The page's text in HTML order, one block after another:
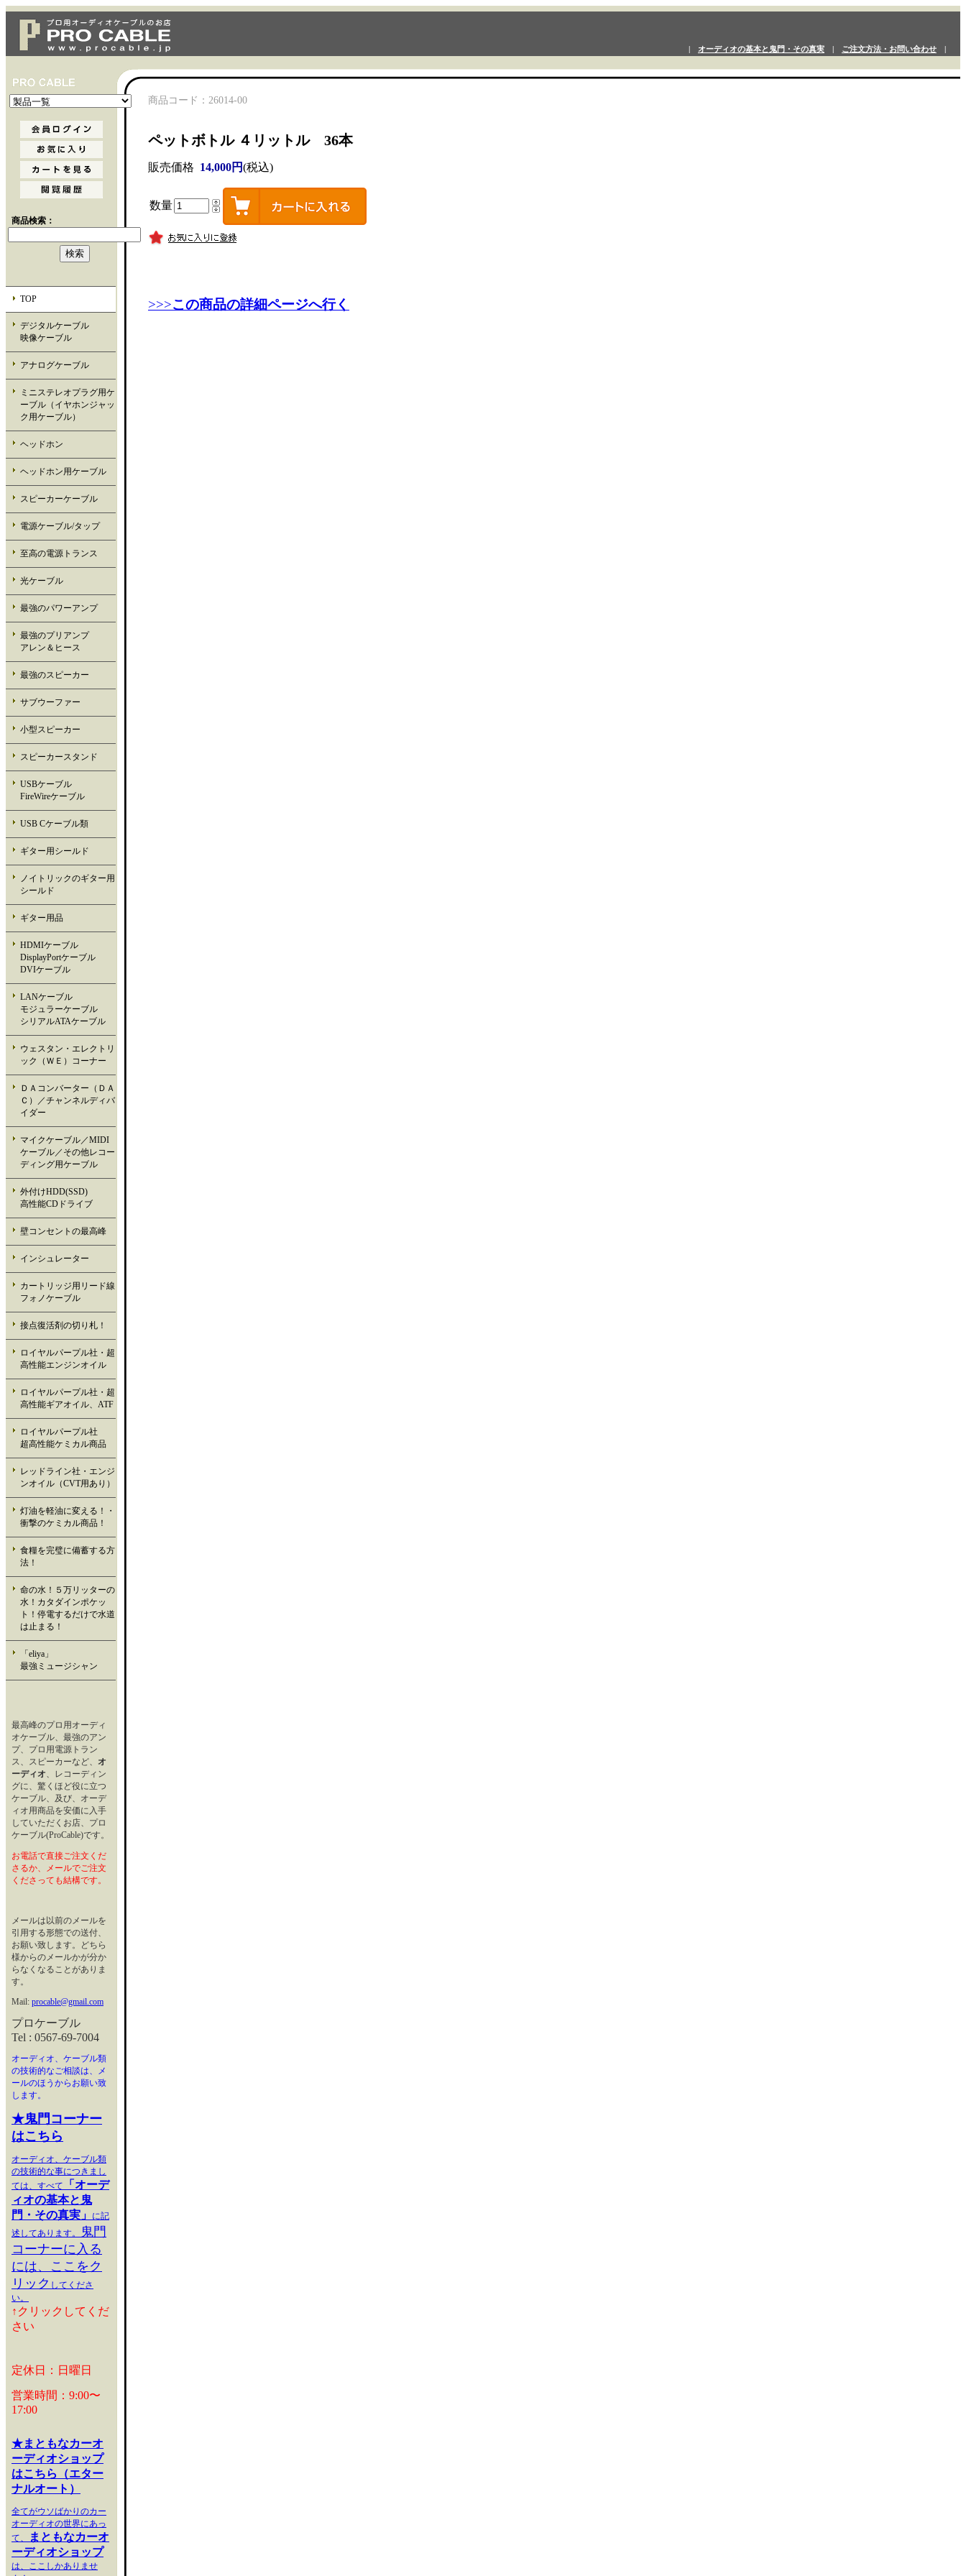
オーディオの基本と鬼門・その真実 ご注文方法・お問い合わせ
商品検索：
TOP
デジタルケーブル
映像ケーブル
アナログケーブル
ミニステレオプラグ用ケ
ーブル（イヤホンジャッ
ク用ケーブル）
ヘッドホン
ヘッドホン用ケーブル
スピーカーケーブル
電源ケーブル/タップ
至高の電源トランス
光ケーブル
最強のパワーアンプ
最強のプリアンプ
アレン＆ヒース
最強のスピーカー
サブウーファー
小型スピーカー
スピーカースタンド
USBケーブル
FireWireケーブル
USB Cケーブル類
ギター用シールド
ノイトリックのギター用
シールド
ギター用品
HDMIケーブル
DisplayPortケーブル
DVIケーブル
LANケーブル
モジュラーケーブル
シリアルATAケーブル
ウェスタン・エレクトリ
ック（ＷＥ）コーナー
ＤＡコンバーター（ＤＡ
Ｃ）／チャンネルディバ
イダー
マイクケーブル／MIDI
ケーブル／その他レコー
ディング用ケーブル
外付けHDD(SSD)
高性能CDドライブ
壁コンセントの最高峰
インシュレーター
カートリッジ用リード線
フォノケーブル
接点復活剤の切り札！
ロイヤルパープル社・超
高性能エンジンオイル
ロイヤルパープル社・超
高性能ギアオイル、ATF
ロイヤルパープル社
超高性能ケミカル商品
レッドライン社・エンジ
ンオイル（CVT用あり）
灯油を軽油に変える！・
衝撃のケミカル商品！
食糧を完璧に備蓄する方
法！
命の水！５万リッターの
水！カタダインポケッ
ト！停電するだけで水道
は止まる！
「eliya」
最強ミュージシャン
最高峰のプロ用オーディ
オケーブル、最強のアン
プ、プロ用電源トラン
ス、スピーカーなど、 オ
ーディオ、レコーディン
グに、驚くほど役に立つ
ケーブル、及び、オーデ
ィオ用商品を安価に入手
していただくお店、プロ
ケーブル(ProCable)です。
お電話で直接ご注文くだ
さるか、メールでご注文
くださっても結構です。
メールは以前のメールを
引用する形態での送付、
お願い致します。どちら
様からのメールかが分か
らなくなることがありま
す。
Mail: procable@gmail.com
プロケーブル
Tel : 0567-69-7004
オーディオ、ケーブル類
の技術的なご相談は、メ
ールのほうからお願い致
します。
★鬼門コーナー
はこちら
オーディオ、ケーブル類
の技術的な事につきまし
ては、すべて
「オーデ
ィオの基本と鬼
門・その真実」
に記
述してあります。
鬼門
コーナーに入る
には、ここをク
リック してくださ
い。
↑クリックしてくだ
さい
定休日：日曜日
営業時間：9:00〜
17:00
★まともなカーオ
ーディオショップ
はこちら（エター
ナルオート）
全てがウソばかりのカー
オーディオの世界にあっ
て、
まともなカーオ
ーディオショップ
は、ここしかありませ
商品コード：26014-00
ペットボトル ４リットル 36本
販売価格 14,000円(税込)
数量
>>>この商品の詳細ページへ行く